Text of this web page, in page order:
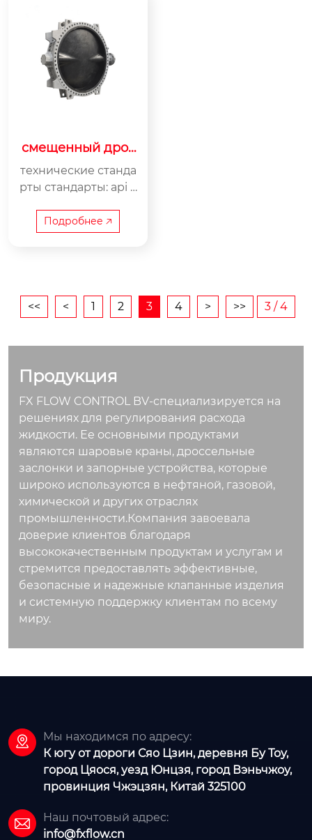
смещенный дрос
технические станда
рты стандарты: api 6
3 класс давления и
температуры: asme
Подробнее 🡥
<< < 1 2 3 4 > >> 3 / 4
Продукция
FX FLOW CONTROL BV-специализируется на
решениях для регулирования расхода
жидкости. Ее основными продуктами
являются шаровые краны, дроссельные
заслонки и запорные устройства, которые
широко используются в нефтяной, газовой,
химической и других отраслях
промышленности.Компания завоевала
доверие клиентов благодаря
высококачественным продуктам и услугам и
стремится предоставлять эффективные,
безопасные и надежные клапанные изделия
и системную поддержку клиентам по всему
миру.

Мы находимся по адресу:
К югу от дороги Сяо Цзин, деревня Бу Тоу,
город Цяося, уезд Юнцзя, город Вэньчжоу,
провинция Чжэцзян, Китай 325100

Наш почтовый адрес:
info@fxflow.cn